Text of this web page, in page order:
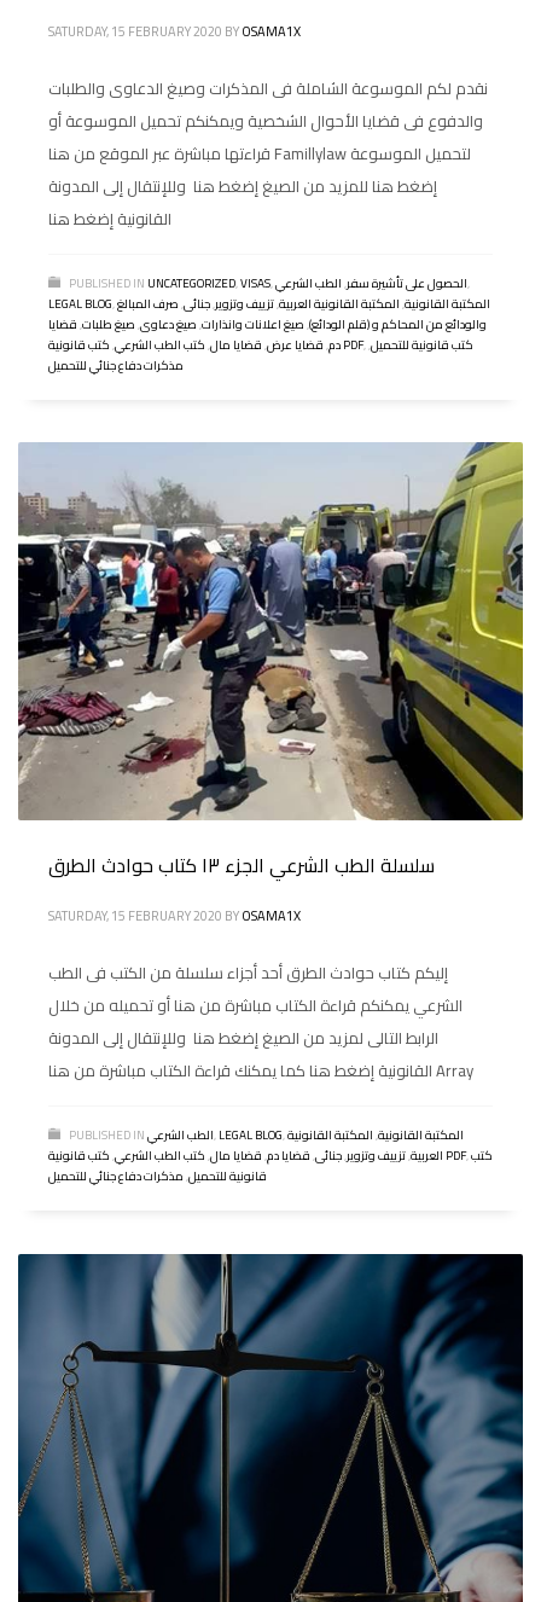
SATURDAY, 15 FEBRUARY 2020 BYOSAMA1X
نقدم لكم الموسوعة الشاملة فى المذكرات وصيغ الدعاوى والطلبات
والدفوع فى قضايا الأحوال الشخصية ويمكنكم تحميل الموسوعة أو
قراءتها مباشرة عبر الموقع من هنا Famillylaw لتحميل الموسوعة
إضغط هنا للمزيد من الصيغ إضغط هنا وللإنتقال إلى المدونة
القانونية إضغط هنا
PUBLISHED IN UNCATEGORIZED,VISAS, الحصول على تأشيرة سفر,الطب الشرعي
,
LEGAL BLOG, المكتبة القانونية,المكتبة القانونية العربية,تزييف وتزوير,جنائى,صرف المبالغ
والودائع من المحاكم و (قلم الودائع),صيغ اعلانات وانذارات,صيغ دعاوى,صيغ طلبات,قضايا
دم,قضايا عرض,قضايا مال,كتب الطب الشرعي, كتب قانونية PDF, كتب قانونية للتحميل,
مذكرات دفاع جنائي للتحميل
سلسلة الطب الشرعي الجزء ١٣ كتاب حوادث الطرق
SATURDAY, 15 FEBRUARY 2020 BYOSAMA1X
إليكم كتاب حوادث الطرق أحد أجزاء سلسلة من الكتب فى الطب
الشرعي يمكنكم قراءة الكتاب مباشرة من هنا أو تحميله من خلال
الرابط التالى لمزيد من الصيغ إضغط هنا وللإنتقال إلى المدونة
القانونية إضغط هنا كما يمكنك قراءة الكتاب مباشرة من هنا Array
PUBLISHED INالطب الشرعي,LEGAL BLOG, المكتبة القانونية,المكتبة القانونية
العربية,تزييف وتزوير,جنائى,قضايا دم,قضايا مال,كتب الطب الشرعي, كتب قانونية PDF,كتب
قانونية للتحميل,مذكرات دفاع جنائي للتحميل